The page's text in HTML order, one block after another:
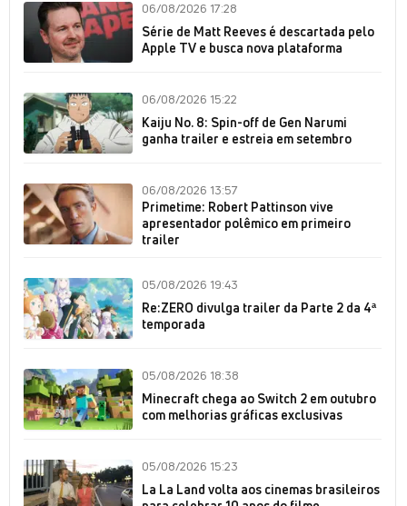
06/08/2026 17:28
Série de Matt Reeves é descartada pelo
Apple TV e busca nova plataforma
06/08/2026 15:22
Kaiju No. 8: Spin-off de Gen Narumi
ganha trailer e estreia em setembro
06/08/2026 13:57
Primetime: Robert Pattinson vive
apresentador polêmico em primeiro
trailer
05/08/2026 19:43
Re:ZERO divulga trailer da Parte 2 da 4ª
temporada
05/08/2026 18:38
Minecraft chega ao Switch 2 em outubro
com melhorias gráficas exclusivas
05/08/2026 15:23
La La Land volta aos cinemas brasileiros